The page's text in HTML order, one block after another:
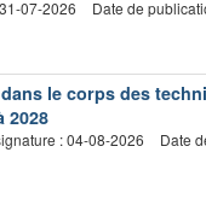
07-2026 Date de
le corps des
2028
: 04-08-2026
Date